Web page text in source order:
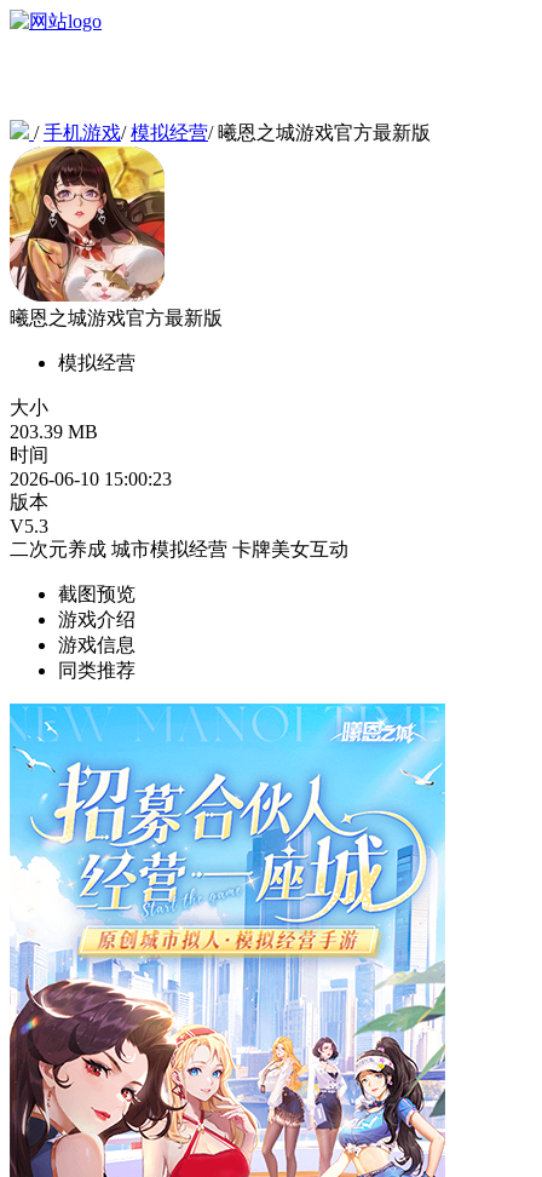
/手机游戏/模拟经营/ 曦恩之城游戏官方最新版
曦恩之城游戏官方最新版
模拟经营
大小
203.39 MB
时间
2026-06-10 15:00:23
版本
V5.3
二次元养成 城市模拟经营 卡牌美女互动
截图预览
游戏介绍
游戏信息
同类推荐